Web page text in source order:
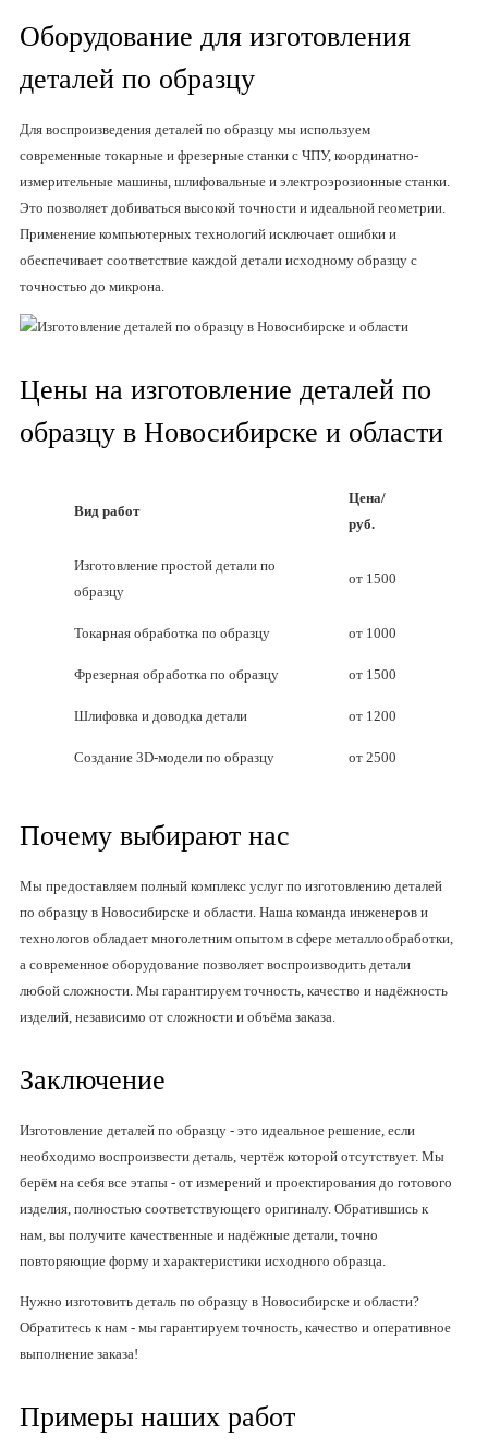
Оборудование для изготовления
деталей по образцу
Для воспроизведения деталей по образцу мы используем
современные токарные и фрезерные станки с ЧПУ, координатно-
измерительные машины, шлифовальные и электроэрозионные станки.
Это позволяет добиваться высокой точности и идеальной геометрии.
Применение компьютерных технологий исключает ошибки и
обеспечивает соответствие каждой детали исходному образцу с
точностью до микрона.
Цены на изготовление деталей по
образцу в Новосибирске и области
Вид работ
Цена/
руб.
Изготовление простой детали по
образцу
от 1500
Токарная обработка по образцу от 1000
Фрезерная обработка по образцу от 1500
Шлифовка и доводка детали от 1200
Создание 3D-модели по образцу от 2500
Почему выбирают нас
Мы предоставляем полный комплекс услуг по изготовлению деталей
по образцу в Новосибирске и области. Наша команда инженеров и
технологов обладает многолетним опытом в сфере металлообработки,
а современное оборудование позволяет воспроизводить детали
любой сложности. Мы гарантируем точность, качество и надёжность
изделий, независимо от сложности и объёма заказа.
Заключение
Изготовление деталей по образцу - это идеальное решение, если
необходимо воспроизвести деталь, чертёж которой отсутствует. Мы
берём на себя все этапы - от измерений и проектирования до готового
изделия, полностью соответствующего оригиналу. Обратившись к
нам, вы получите качественные и надёжные детали, точно
повторяющие форму и характеристики исходного образца.
Нужно изготовить деталь по образцу в Новосибирске и области?
Обратитесь к нам - мы гарантируем точность, качество и оперативное
выполнение заказа!
Примеры наших работ